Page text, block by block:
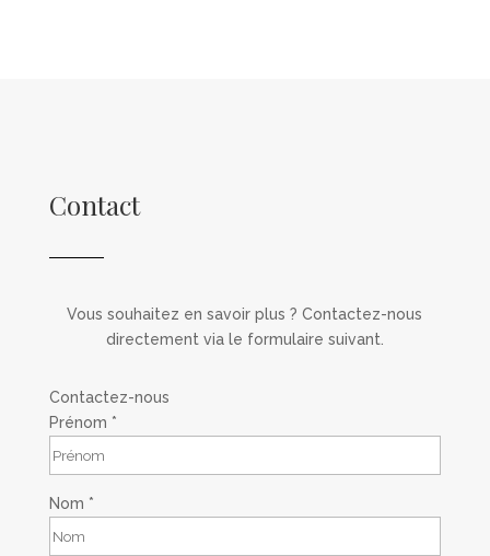
Contact
Vous souhaitez en savoir plus ? Contactez-nous
directement via le formulaire suivant.
Contactez-nous
Prénom *
Nom *